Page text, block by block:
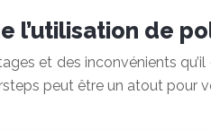
l’utilisation de
et des inconvénients
peut être un atout pour